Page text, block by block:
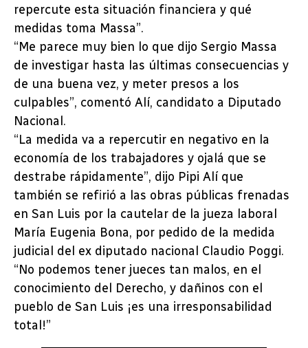
repercute esta situación financiera y qué
medidas toma Massa”.
“Me parece muy bien lo que dijo Sergio Massa
de investigar hasta las últimas consecuencias y
de una buena vez, y meter presos a los
culpables”, comentó Alí, candidato a Diputado
Nacional.
“La medida va a repercutir en negativo en la
economía de los trabajadores y ojalá que se
destrabe rápidamente”, dijo Pipi Alí que
también se refirió a las obras públicas frenadas
en San Luis por la cautelar de la jueza laboral
María Eugenia Bona, por pedido de la medida
judicial del ex diputado nacional Claudio Poggi.
“No podemos tener jueces tan malos, en el
conocimiento del Derecho, y dañinos con el
pueblo de San Luis ¡es una irresponsabilidad
total!”